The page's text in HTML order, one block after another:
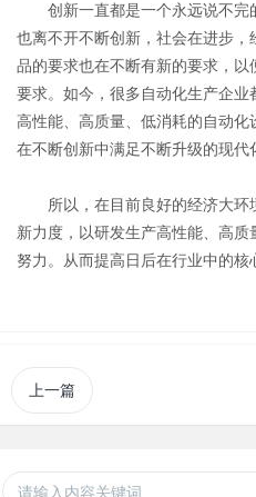
创新一直都是一个永远说不
也离不开不断创新，社会在进步
品的要求也在不断有新的要求，
要求。如今，很多自动化生产企业
高性能、高质量、低消耗的自动化
在不断创新中满足不断升级的现代
所以，在目前良好的经济大环
新力度，以研发生产高性能、高
努力。从而提高日后在行业中的核
上一篇